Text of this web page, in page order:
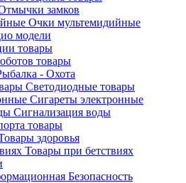
замков
Очки мультемидийные
модели
товары
товары
- Охота
Светодиодные товары
Сигареты электронные
Сигнализация воды
товары
здоровья
Товары при бетствиях
Безопасность